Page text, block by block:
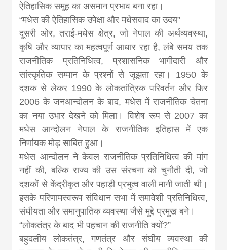
ऐतिहासिक समूह का असमान प्रभाव बना रहा।
“मधेस की ऐतिहासिक उपेक्षा और मधेसवाद का उदय”
दूसरी ओर, तराई-मधेस क्षेत्र, जो नेपाल की अर्थव्यवस्था,
कृषि और व्यापार का महत्वपूर्ण आधार रहा है, लंबे समय तक
राजनीतिक प्रतिनिधित्व, प्रशासनिक भागीदारी और
सांस्कृतिक सम्मान के प्रश्नों से जूझता रहा। 1950 के
दशक से लेकर 1990 के लोकतांत्रिक परिवर्तन और फिर
2006 के जनआन्दोलन के बाद, मधेस में राजनीतिक चेतना
का नया उभार देखने को मिला। विशेष रूप से 2007 का
मधेस आन्दोलन नेपाल के राजनीतिक इतिहास में एक
निर्णायक मोड़ साबित हुआ।
मधेस आन्दोलन ने केवल राजनीतिक प्रतिनिधित्व की मांग
नहीं की, बल्कि राज्य की उस संरचना को चुनौती दी, जो
दशकों से केंद्रीकृत और पहाड़ी प्रभुत्व वाली मानी जाती थी।
इसके परिणामस्वरूप संविधान सभा में समावेशी प्रतिनिधित्व,
संघीयता और समानुपातिक व्यवस्था जैसे मुद्दे प्रमुख बने।
“लोकतंत्र के बाद भी पहचान की राजनीति क्यों?”
बहुदलीय लोकतंत्र, गणतंत्र और संघीय व्यवस्था की